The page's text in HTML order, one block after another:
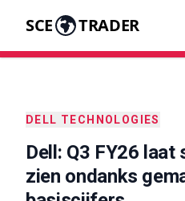
SCE TRADER
DELL TECHNOLOGIES
Dell: Q3 FY26
zien ondanks